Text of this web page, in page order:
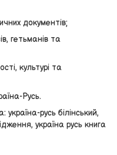
документів;
гетьманів та
культурі та
Русь.
русь білінський,
україна русь книга